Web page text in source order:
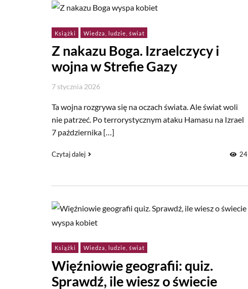
Książki Wiedza, ludzie, świat
Z nakazu Boga. Izraelczycy i
wojna w Strefie Gazy
7 stycznia 2026
Ta wojna rozgrywa się na oczach świata. Ale świat woli
nie patrzeć. Po terrorystycznym ataku Hamasu na Izrael
7 października […]
Czytaj dalej 24
Książki Wiedza, ludzie, świat
Więźniowie geografii: quiz.
Sprawdź, ile wiesz o świecie